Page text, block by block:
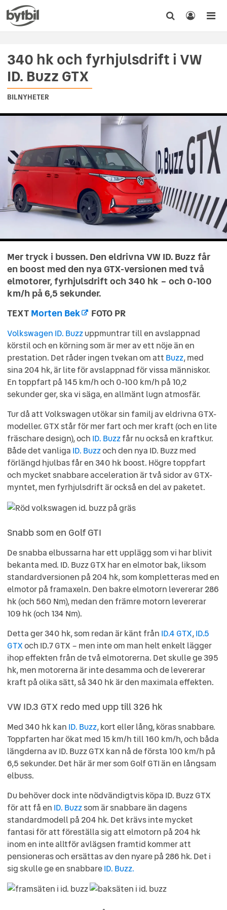
340 hk och fyrhjulsdrift i VW
ID. Buzz GTX
BILNYHETER
Mer tryck i bussen. Den eldrivna VW ID. Buzz får
en boost med den nya GTX-versionen med två
elmotorer, fyrhjulsdrift och 340 hk – och 0-100
km/h på 6,5 sekunder.
TEXTMorten Bek FOTOPR
Volkswagen ID. Buzzuppmuntrar till en avslappnad
körstil och en körning som är mer av ett nöje än en
prestation. Det råder ingen tvekan om att Buzz, med
sina 204 hk, är lite för avslappnad för vissa människor.
En toppfart på 145 km/h och 0-100 km/h på 10,2
sekunder ger, ska vi säga, en allmänt lugn atmosfär.
Tur då att Volkswagen utökar sin familj av eldrivna GTX-
modeller. GTX står för mer fart och mer kraft (och en lite
fräschare design), och ID. Buzzfår nu också en kraftkur.
Både det vanliga ID. Buzzoch den nya ID. Buzz med
förlängd hjulbas får en 340 hk boost. Högre toppfart
och mycket snabbare acceleration är två sidor av GTX-
myntet, men fyrhjulsdrift är också en del av paketet.
Snabb som en Golf GTI
De snabba elbussarna har ett upplägg som vi har blivit
bekanta med. ID. Buzz GTX har en elmotor bak, liksom
standardversionen på 204 hk, som kompletteras med en
elmotor på framaxeln. Den bakre elmotorn levererar 286
hk (och 560 Nm), medan den främre motorn levererar
109 hk (och 134 Nm).
Detta ger 340 hk, som redan är känt från ID.4 GTX,ID.5
GTXoch ID.7 GTX – men inte om man helt enkelt lägger
ihop effekten från de två elmotorerna. Det skulle ge 395
hk, men motorerna är inte desamma och de levererar
kraft på olika sätt, så 340 hk är den maximala effekten.
VW ID.3 GTX redo med upp till 326 hk
Med 340 hk kan ID. Buzz, kort eller lång, köras snabbare.
Toppfarten har ökat med 15 km/h till 160 km/h, och båda
längderna av ID. Buzz GTX kan nå de första 100 km/h på
6,5 sekunder. Det här är mer som Golf GTI än en långsam
elbuss.
Du behöver dock inte nödvändigtvis köpa ID. Buzz GTX
för att få en ID. Buzzsom är snabbare än dagens
standardmodell på 204 hk. Det krävs inte mycket
fantasi för att föreställa sig att elmotorn på 204 hk
inom en inte alltför avlägsen framtid kommer att
pensioneras och ersättas av den nyare på 286 hk. Det i
sig skulle ge en snabbareID. Buzz.